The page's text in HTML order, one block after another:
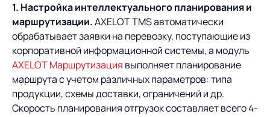
1. Настройка интеллектуального планирования и
маршрутизации.AXELOT TMS автоматически
обрабатывает заявки на перевозку, поступающие из
корпоративной информационной системы, а модуль
AXELOT Маршрутизация выполняет планирование
маршрута с учетом различных параметров: типа
продукции, схемы доставки, ограничений и др.
Скорость планирования отгрузок составляет всего 4-